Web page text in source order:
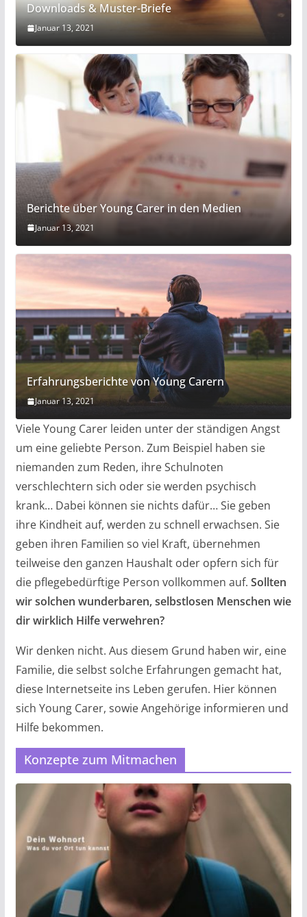
Downloads & Muster-Briefe
Januar 13, 2021
Berichte über Young Carer in den Medien
Januar 13, 2021
Erfahrungsberichte von Young Carern
Januar 13, 2021
Viele Young Carer leiden unter der ständigen Angst
um eine geliebte Person. Zum Beispiel haben sie
niemanden zum Reden, ihre Schulnoten
verschlechtern sich oder sie werden psychisch
krank… Dabei können sie nichts dafür… Sie geben
ihre Kindheit auf, werden zu schnell erwachsen. Sie
geben ihren Familien so viel Kraft, übernehmen
teilweise den ganzen Haushalt oder opfern sich für
die pflegebedürftige Person vollkommen auf. Sollten
wir solchen wunderbaren, selbstlosen Menschen wie
dir wirklich Hilfe verwehren?
Wir denken nicht. Aus diesem Grund haben wir, eine
Familie, die selbst solche Erfahrungen gemacht hat,
diese Internetseite ins Leben gerufen. Hier können
sich Young Carer, sowie Angehörige informieren und
Hilfe bekommen.
Konzepte zum Mitmachen